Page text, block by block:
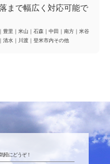
まで幅広く対応可能で
｜ 豊里 ｜ 米山 ｜ 石森 ｜ 中田 ｜ 南方 ｜ 米谷
｜ 清水 ｜ 川渡 ｜ 登米市内その他
軽にどうぞ！